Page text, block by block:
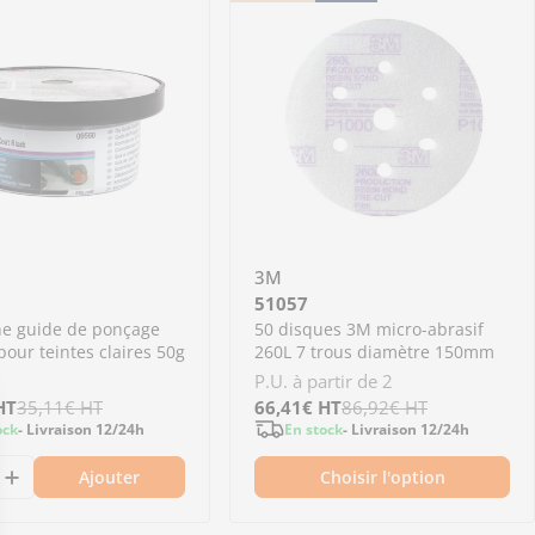
coques FFP2 avec soupape
10 Masques coques FFP2 avec soupape
3M polyester universel 1L
- Mastic 3M polyester universel 1L
guide de ponçage
teintes claires 50g
35,11€HT
- Livraison 12/24h
la quantité pour 09560 - Cartouche guide
Augmenter la quantité pour 09560 - Cartouche
Ajouter
3M
51057
50 disques 3M micro-abrasif
260L 7 trous diamètre 150mm
P.U. à partir de 2
Prix
de
vente
66,41€ HT
Prix
régulier
86,92€HT
En stock- Livraison 12/24h
Choisir l'option